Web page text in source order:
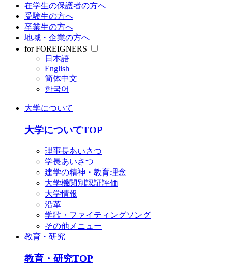
在学生の保護者の方へ
受験生の方へ
卒業生の方へ
地域・企業の方へ
for FOREIGNERS
日本語
English
简体中文
한국어
大学について
大学についてTOP
理事長あいさつ
学長あいさつ
建学の精神・教育理念
大学機関別認証評価
大学情報
沿革
学歌・ファイティングソング
その他メニュー
教育・研究
教育・研究TOP